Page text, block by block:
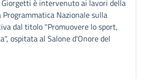
è intervenuto ai lavori della
Programmatica Nazionale sulla
dal titolo "Promuovere lo sport,
ospitata al Salone d'Onore del